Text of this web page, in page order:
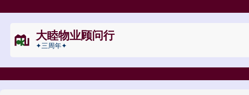
大睦物业顾问行
✦三周年✦